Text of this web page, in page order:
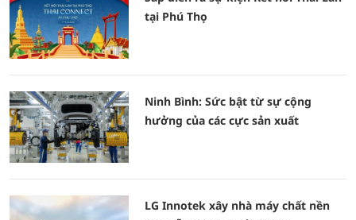
tại Phú Thọ
Ninh Bình: Sức bật từ sự cộng
hưởng của các cực sản xuất
LG Innotek xây nhà máy chất nền